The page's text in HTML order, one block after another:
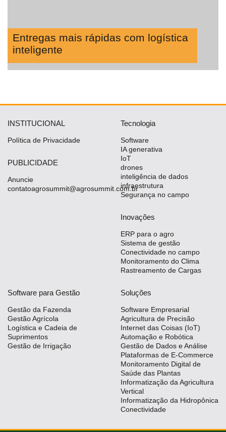
Entregas mais rápidas com logística
inteligente
INSTITUCIONAL
Política de Privacidade
PUBLICIDADE
Anuncie
contatoagrosummit@agrosummit.com.br
Tecnologia
Software
IA generativa
IoT
drones
inteligência de dados
infraestrutura
Segurança no campo
Inovações
ERP para o agro
Sistema de gestão
Conectividade no campo
Monitoramento do Clima
Rastreamento de Cargas
Software para Gestão
Gestão da Fazenda
Gestão Agrícola
Logística e Cadeia de
Suprimentos
Gestão de Irrigação
Soluções
Software Empresarial
Agricultura de Precisão
Internet das Coisas (IoT)
Automação e Robótica
Gestão de Dados e Análise
Plataformas de E-Commerce
Monitoramento Digital de
Saúde das Plantas
Informatização da Agricultura
Vertical
Informatização da Hidropônica
Conectividade